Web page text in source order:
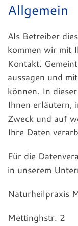
Allgemein
Als Betreiber
kommen wir mit
Kontakt.
aussagen und
können. In
Ihnen erläutern,
Zweck und auf
Ihre Daten
Für die
in unserem
Naturheilpraxis
Mettinghstr. 2